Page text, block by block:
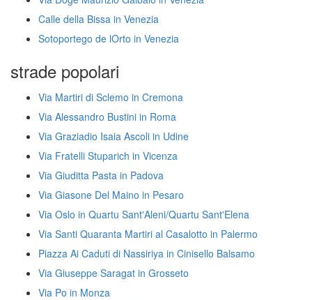
Calle della Bissa in Venezia
Sotoportego de lOrto in Venezia
strade popolari
Via Martiri di Sclemo in Cremona
Via Alessandro Bustini in Roma
Via Graziadio Isaia Ascoli in Udine
Via Fratelli Stuparich in Vicenza
Via Giuditta Pasta in Padova
Via Giasone Del Maino in Pesaro
Via Oslo in Quartu Sant'Aleni/Quartu Sant'Elena
Via Santi Quaranta Martiri al Casalotto in Palermo
Piazza Ai Caduti di Nassiriya in Cinisello Balsamo
Via Giuseppe Saragat in Grosseto
Via Po in Monza